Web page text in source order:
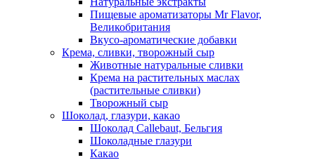
Пищевые ароматизаторы Mr Flavor,
Великобритания
Вкусо-ароматические добавки
Крема, сливки, творожный сыр
Животные натуральные сливки
Крема на растительных маслах
(растительные сливки)
Творожный сыр
Шоколад, глазури, какао
Шоколад Callebaut, Бельгия
Шоколадные глазури
Какао